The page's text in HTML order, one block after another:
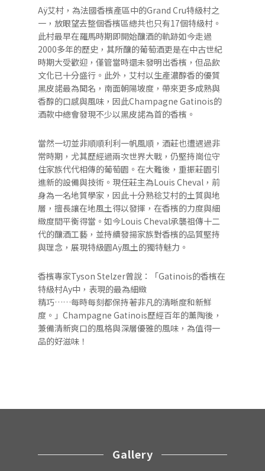
Aÿ艾村，為法國香檳產區中的Grand Cru特級村之
一，放眼望去整個香檳區總共也只有17個特級村。
此村最早在羅馬時期即開始釀酒的軌跡如今走過
2000多年的歷史，其所釀的葡萄酒更是在中古世紀
時期大受歡迎，僅管當時還未發明出香檳，但品飲
文化已十分盛行。此外，艾村以生產濃醇香的優質
黑皮諾最為聞名，南面朝陽坡度，帶來更多成熟與
香醇的口感與風味，因此Champagne Gatinois的
酒款中總會發現不少以黑皮諾為首的香檳。
當然一切並非順順利利一帆風順，酒莊也遭遇過非
常時期，尤其歷經過兩次世界大戰，仍堅持崗位守
住家族代代相傳的葡萄園。在大難後，重振莊園引
進新的設備與技術。現任莊主為Louis Cheval，前
身為一名地質學家，因此十分熟稔艾村的土質與地
層，擅長讓在地風土得以發揮，在香檳的力度與細
緻度間平衡得當。如今Louis Cheval承襲祖傳十二
代的釀酒工藝，並持續發揚家族對香檳的品質堅持
與理念，展現特級園Aÿ風土的獨特魅力。
香檳專家Tyson Stelzer曾說：「Gatinois的香檳在
特級村Ay中，表現的最為細緻
精巧……每時每刻都保持著非凡的清晰度和新鮮
度。」Champagne Gatinois歷經百年的薰陶後，
兼備清新爽口的風格與深層優雅的風味，為值得一
品的好滋味！
Gallery